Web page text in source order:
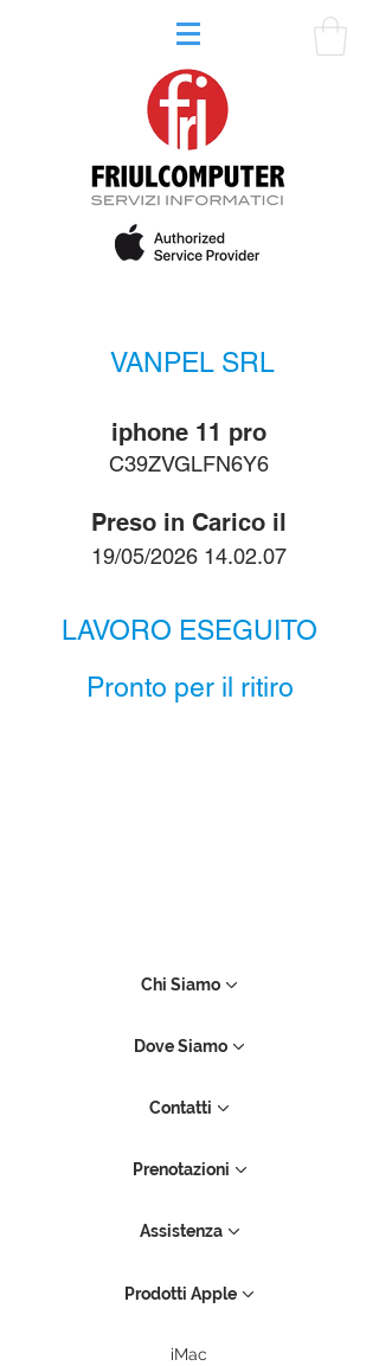
VANPEL SRL
C39ZVGLFN6Y6
iphone 11 pro
Preso in Carico il
19/05/2026 14.02.07
LAVORO ESEGUITO
Pronto per il ritiro
Chi Siamo
Dove Siamo
Contatti
Prenotazioni
Assistenza
Prodotti Apple
iMac